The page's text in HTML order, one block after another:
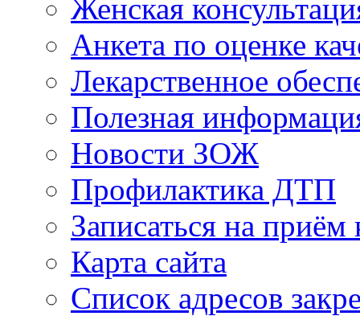
Женская
Анкета по оценке
Лекарственное
Полезная
Новости ЗОЖ
Профилактика ДТП
Записаться на приём
Карта сайта
Список адресов